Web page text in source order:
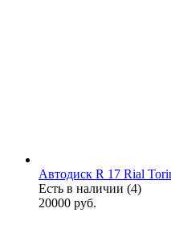
Автодиск R 17 Rial
Есть в наличии (4)
20000 руб.